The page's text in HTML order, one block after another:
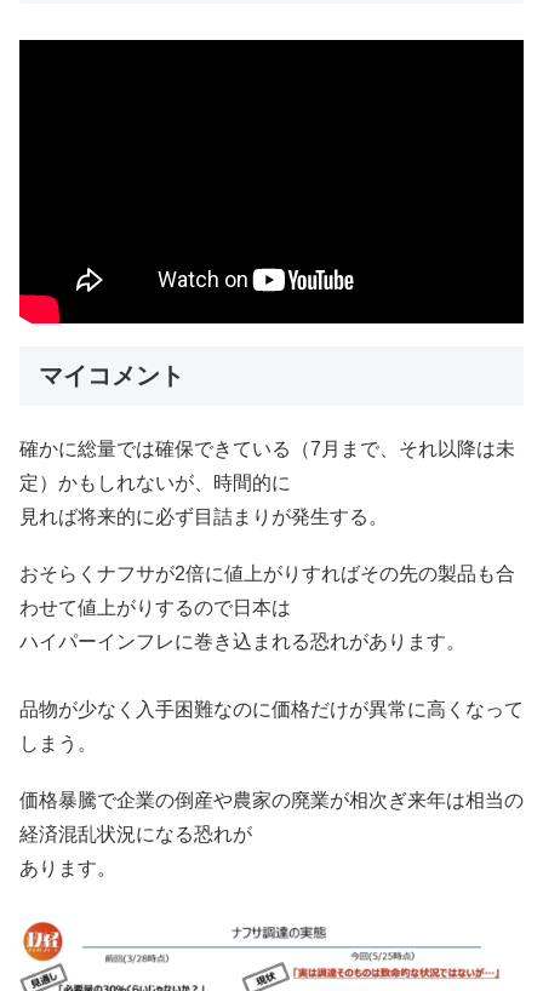
マイコメント
確かに総量では確保できている（7月まで、それ以降は未
定）かもしれないが、時間的に
見れば将来的に必ず目詰まりが発生する。
おそらくナフサが2倍に値上がりすればその先の製品も合
わせて値上がりするので日本は
ハイパーインフレに巻き込まれる恐れがあります。
品物が少なく入手困難なのに価格だけが異常に高くなって
しまう。
価格暴騰で企業の倒産や農家の廃業が相次ぎ来年は相当の
経済混乱状況になる恐れが
あります。